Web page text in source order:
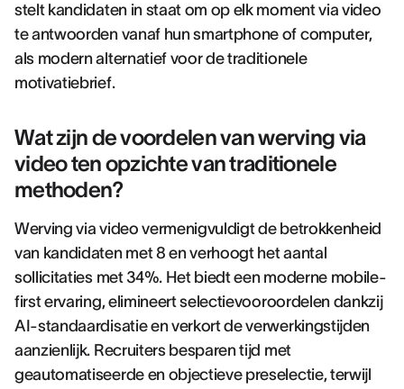
stelt kandidaten in staat om op elk moment via video
te antwoorden vanaf hun smartphone of computer,
als modern alternatief voor de traditionele
motivatiebrief.
Wat zijn de voordelen van werving via
video ten opzichte van traditionele
methoden?
Werving via video vermenigvuldigt de betrokkenheid
van kandidaten met 8 en verhoogt het aantal
sollicitaties met 34%. Het biedt een moderne mobile-
first ervaring, elimineert selectievooroordelen dankzij
AI-standaardisatie en verkort de verwerkingstijden
aanzienlijk. Recruiters besparen tijd met
geautomatiseerde en objectieve preselectie, terwijl